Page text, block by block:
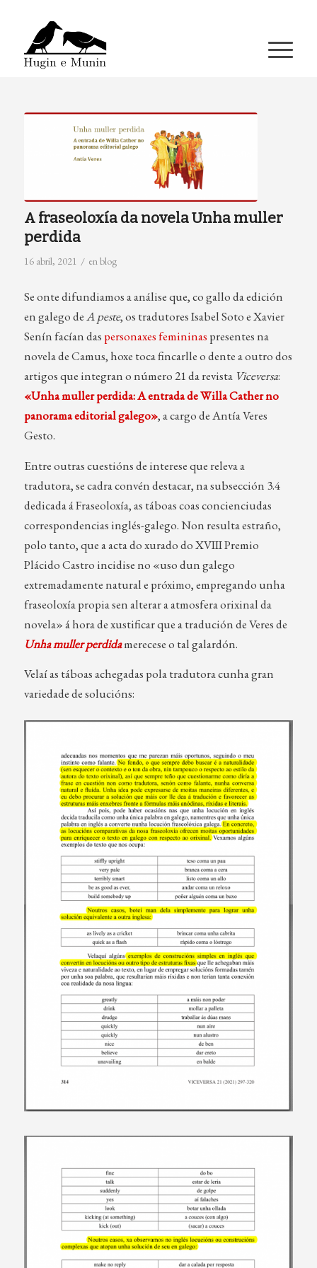
A fraseoloxía da novela Unha muller
perdida
16 abril, 2021 / enblog
Se onte difundiamos a análise que, co gallo da edición
en galego deA peste, os tradutores Isabel Soto e Xavier
Senín facían das personaxes femininas presentes na
novela de Camus, hoxe toca fincarlle o dente a outro dos
artigos que integran o número 21 da revista Viceversa:
«Unha muller perdida: A entrada de Willa Cather no
panorama editorial galego», a cargo de Antía Veres
Gesto.
Entre outras cuestións de interese que releva a
tradutora, se cadra convén destacar, na subsección 3.4
dedicada á Fraseoloxía, as táboas coas concienciudas
correspondencias inglés-galego. Non resulta estraño,
polo tanto, que a acta do xurado do XVIII Premio
Plácido Castro incidise no «uso dun galego
extremadamente natural e próximo, empregando unha
fraseoloxía propia sen alterar a atmosfera orixinal da
novela» á hora de xustificar que a tradución de Veres de
Unha muller perdidamerecese o tal galardón.
Velaí as táboas achegadas pola tradutora cunha gran
variedade de solucións: